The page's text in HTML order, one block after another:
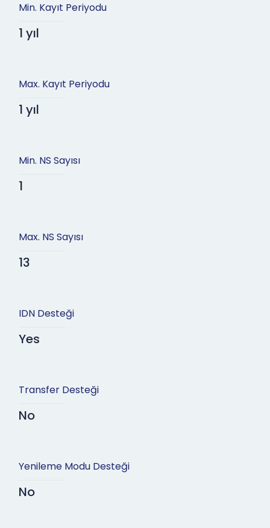
Min. Kayıt Periyodu
1 yıl
Max. Kayıt Periyodu
1 yıl
Min. NS Sayısı
1
Max. NS Sayısı
13
IDN Desteği
Yes
Transfer Desteği
No
Yenileme Modu Desteği
No